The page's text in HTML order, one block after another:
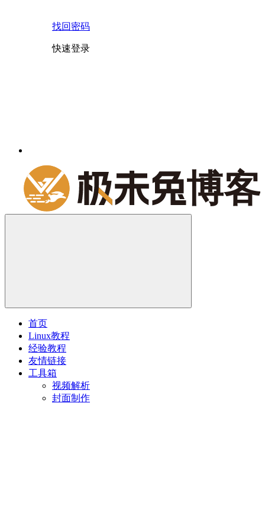
找回密码
快速登录
首页
Linux教程
经验教程
友情链接
工具箱
视频解析
封面制作